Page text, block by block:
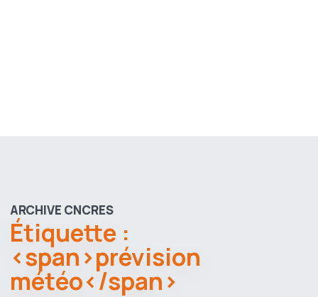
ARCHIVE CNCRES
Étiquette :
<span>prévision
météo</span>